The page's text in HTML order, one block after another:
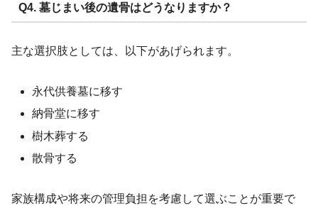
Q4. 墓じまい後の遺骨はどうなりますか？
主な選択肢としては、以下があげられます。
永代供養墓に移す
納骨堂に移す
樹木葬する
散骨する
家族構成や将来の管理負担を考慮して選ぶことが重要で